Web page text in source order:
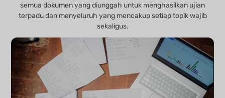
semua dokumen yang diunggah untuk menghasilkan ujian
terpadu dan menyeluruh yang mencakup setiap topik wajib
sekaligus.